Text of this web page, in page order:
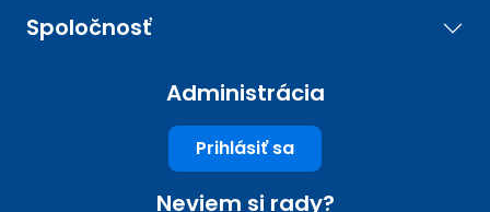
Spoločnosť
Administrácia
Prihlásiť sa
Neviem si rady?